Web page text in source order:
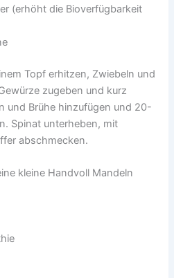
(erhöht die Bioverfügbarkeit
Topf erhitzen, Zwiebeln und
zugeben und kurz
und Brühe hinzufügen und 20-
Spinat unterheben, mit
abschmecken.
kleine Handvoll Mandeln